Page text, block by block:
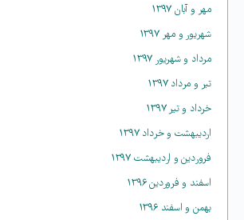
مهر و آبان ۱۳۹۷
شهریور و مهر ۱۳۹۷
مرداد و شهریور ۱۳۹۷
تیر و مرداد ۱۳۹۷
خرداد و تیر ۱۳۹۷
اردیبهشت و خرداد ۱۳۹۷
فروردین و اردیبهشت ۱۳۹۷
اسفند و فروردین ۱۳۹۶
بهمن و اسفند ۱۳۹۶